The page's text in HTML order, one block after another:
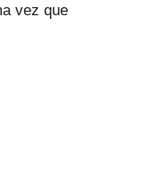
vez que